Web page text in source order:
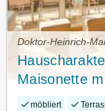
Doktor-Heinrich-
Maisonette
Zugang
möbliert